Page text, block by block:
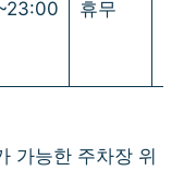
휴무
가능한 주차장 위